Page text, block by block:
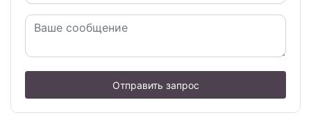
Отправить запрос